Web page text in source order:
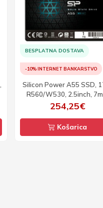
BESPLATNA DOSTAVA
-10% INTERNET BANKARSTVO
Silicon Power A55 SSD,
R560/W530, 2.5inch,
254,25€
Košarica